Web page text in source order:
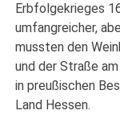
Erbfolgekrieges
umfangreicher,
mussten den
und der Straße
in preußischen
Land Hessen.